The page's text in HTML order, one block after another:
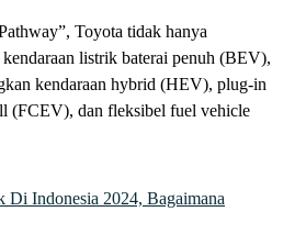
Toyota tidak hanya
listrik baterai penuh (BEV),
kendaraan hybrid (HEV), plug-in
(FCEV), dan fleksibel fuel vehicle
Indonesia 2024, Bagaimana